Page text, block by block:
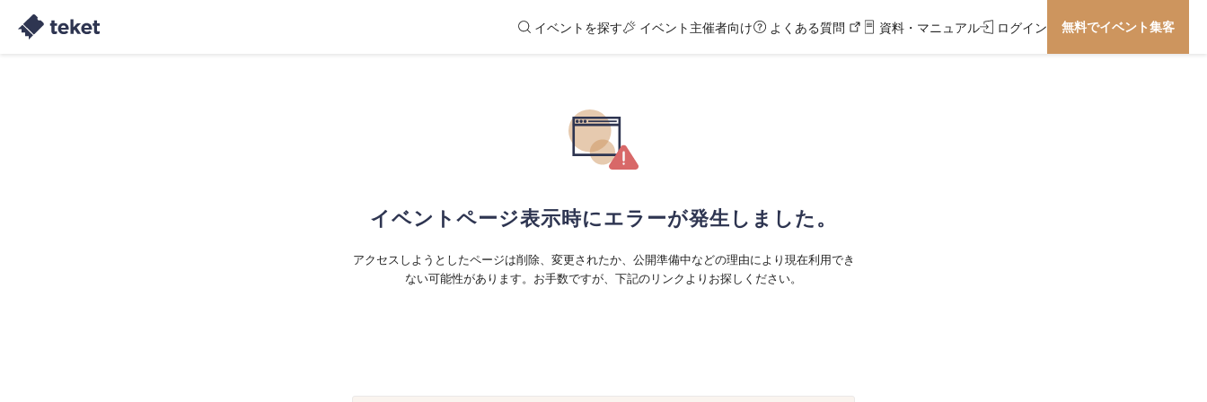
イベントを探す イベント主催者向け よくある質問 資料・マニュアル ログイン 無料でイベント集客
イベントページ表示時にエラーが発生しました。
アクセスしようとしたページは削除、変更されたか、公開準備中などの理由により現在利用でき
ない可能性があります。お手数ですが、下記のリンクよりお探しください。